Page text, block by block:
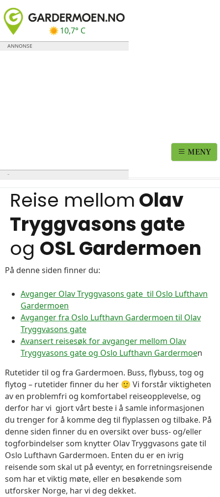
10,7° C
MENY
Reise mellom Olav
Tryggvasons gate
og OSL Gardermoen
På denne siden finner du:
Avganger Olav Tryggvasons gate til Oslo Lufthavn
Gardermoen
Avganger fra Oslo Lufthavn Gardermoen til Olav
Tryggvasons gate
Avansert reisesøk for avganger mellom Olav
Tryggvasons gate og Oslo Lufthavn Gardermoen
Rutetider til og fra Gardermoen. Buss, flybuss, tog og
flytog – rutetider finner du her 🙂 Vi forstår viktigheten
av en problemfri og komfortabel reiseopplevelse, og
derfor har vi gjort vårt beste i å samle informasjonen
du trenger for å komme deg til flyplassen og tilbake. På
denne siden finner du en oversikt over buss- og/eller
togforbindelser som knytter Olav Tryggvasons gate til
Oslo Lufthavn Gardermoen. Enten du er en ivrig
reisende som skal ut på eventyr, en forretningsreisende
som har et viktig møte, eller en besøkende som
utforsker Norge, har vi deg dekket.